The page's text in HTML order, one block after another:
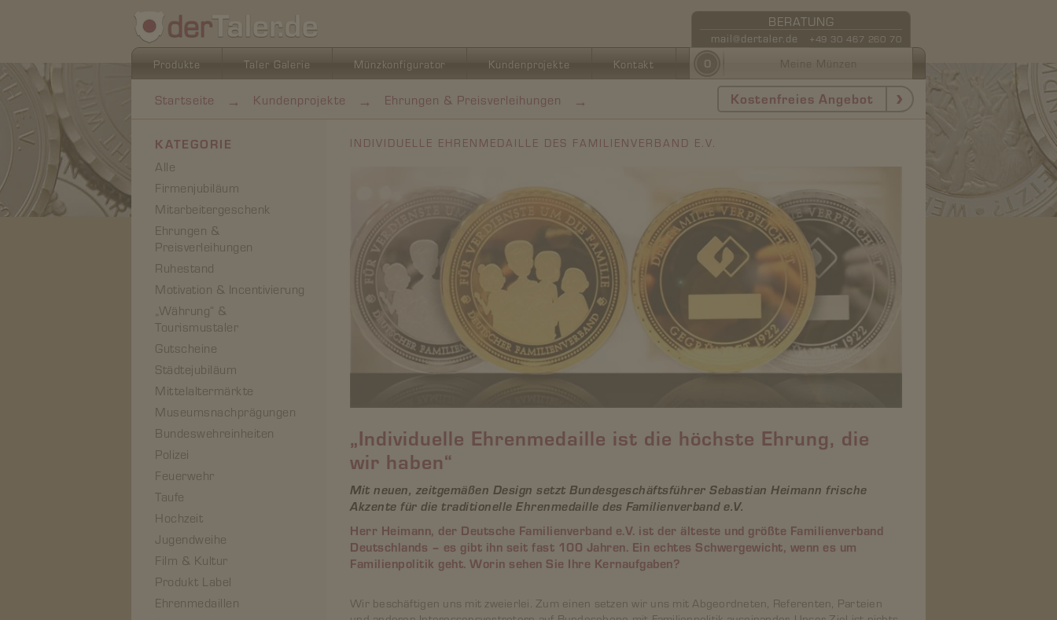
Produkte Taler Galerie Münzkonfigurator Kundenprojekte Kontakt
BERATUNG
mail@dertaler.de +49 30 467 260 70
0 Meine Münzen
Startseite → Kundenprojekte → Ehrungen & Preisverleihungen → Kostenfreies Angebot
KATEGORIE
Alle
Firmenjubiläum
Mitarbeitergeschenk
Ehrungen &
Preisverleihungen
Ruhestand
Motivation & Incentivierung
„Währung“ &
Tourismustaler
Gutscheine
Städtejubiläum
Mittelaltermärkte
Museumsnachprägungen
Bundeswehreinheiten
Polizei
Feuerwehr
Taufe
Hochzeit
Jugendweihe
Film & Kultur
Produkt Label
Ehrenmedaillen
INDIVIDUELLE EHRENMEDAILLE DES FAMILIENVERBAND E.V.
„Individuelle Ehrenmedaille ist die höchste Ehrung, die
wir haben“
Mit neuen, zeitgemäßen Design setzt Bundesgeschäftsführer Sebastian Heimann frische
Akzente für die traditionelle Ehrenmedaille des Familienverband e.V.
Herr Heimann, der Deutsche Familienverband e.V. ist der älteste und größte Familienverband
Deutschlands – es gibt ihn seit fast 100 Jahren. Ein echtes Schwergewicht, wenn es um
Familienpolitik geht. Worin sehen Sie Ihre Kernaufgaben?
Wir beschäftigen uns mit zweierlei. Zum einen setzen wir uns mit Abgeordneten, Referenten, Parteien